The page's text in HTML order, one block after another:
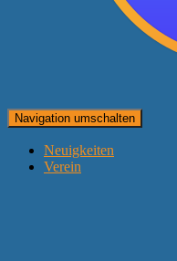
Navigation umschalten
Neuigkeiten
Verein